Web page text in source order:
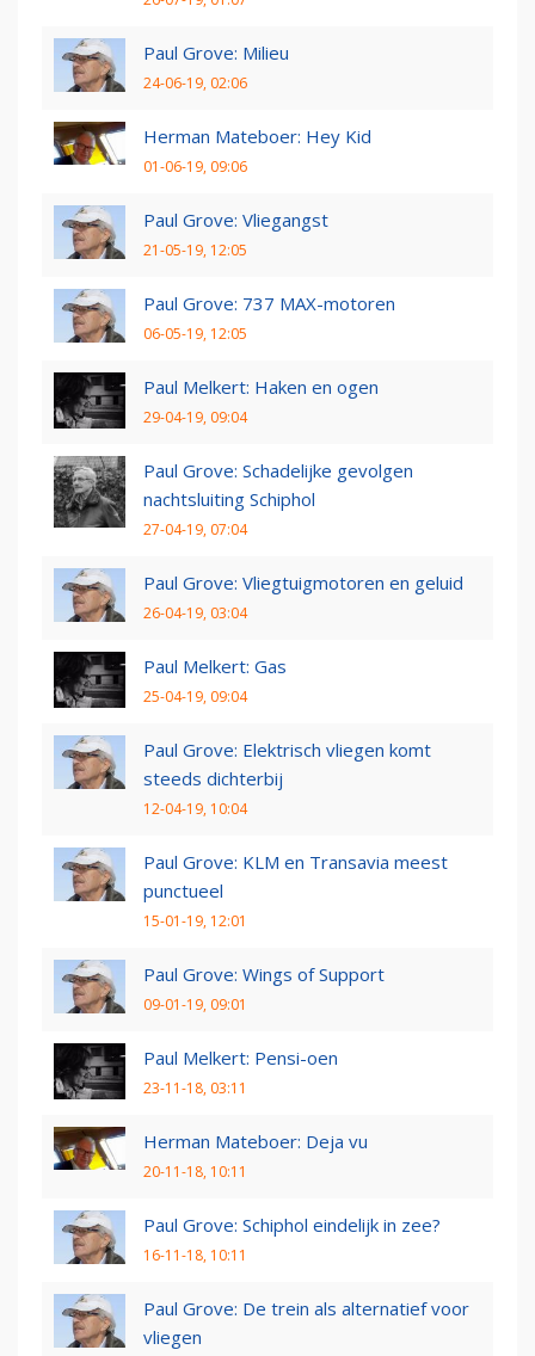
Paul Grove: Milieu
24-06-19, 02:06
Herman Mateboer: Hey Kid
01-06-19, 09:06
Paul Grove: Vliegangst
21-05-19, 12:05
Paul Grove: 737 MAX-motoren
06-05-19, 12:05
Paul Melkert: Haken en ogen
29-04-19, 09:04
Paul Grove: Schadelijke gevolgen
nachtsluiting Schiphol
27-04-19, 07:04
Paul Grove: Vliegtuigmotoren en geluid
26-04-19, 03:04
Paul Melkert: Gas
25-04-19, 09:04
Paul Grove: Elektrisch vliegen komt
steeds dichterbij
12-04-19, 10:04
Paul Grove: KLM en Transavia meest
punctueel
15-01-19, 12:01
Paul Grove: Wings of Support
09-01-19, 09:01
Paul Melkert: Pensi-oen
23-11-18, 03:11
Herman Mateboer: Deja vu
20-11-18, 10:11
Paul Grove: Schiphol eindelijk in zee?
16-11-18, 10:11
Paul Grove: De trein als alternatief voor
vliegen